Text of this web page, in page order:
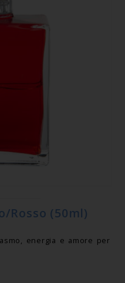
Rosso (50ml)
energia e amore per